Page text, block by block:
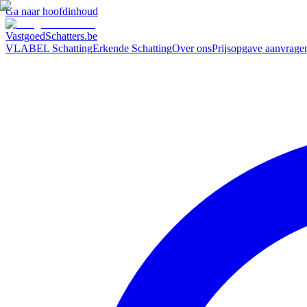
Ga naar hoofdinhoud
VastgoedSchatters.be
VLABEL SchattingErkende SchattingOver onsPrijsopgave